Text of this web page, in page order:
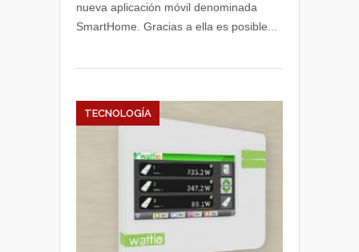
nueva aplicación móvil denominada
SmartHome. Gracias a ella es posible...
TECNOLOGÍA